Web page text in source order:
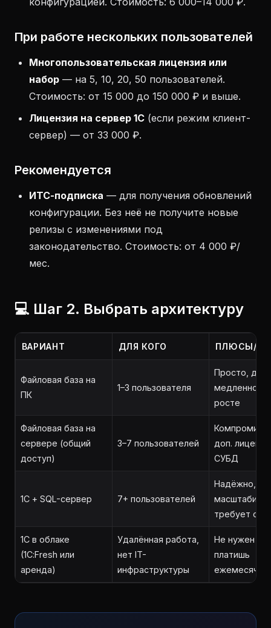
При работе нескольких пользователей
Многопользовательская лицензия или
набор — на 5, 10, 20, 50 пользователей.
Стоимость: от 15 000 до 150 000 ₽ и выше.
Лицензия на сервер 1С (если режим клиент-
сервер) — от 33 000 ₽.
Рекомендуется
ИТС-подписка — для получения обновлений
конфигурации. Без неё не получите новые
релизы с изменениями под
законодательство. Стоимость: от 4 000 ₽/
мес.
💻 Шаг 2. Выбрать архитектуру
ВАРИАНТ ДЛЯ КОГО ПЛЮСЫ/
Файловая база на
ПК
1–3 пользователя
Просто,
медленно
росте
Файловая база на
сервере (общий
доступ)
3–7 пользователей
доп.
СУБД
1С + SQL-сервер 7+ пользователей
Надёжно,
требует
1С в облаке
(1С:Fresh или
аренда)
Удалённая работа,
нет IT-
инфраструктуры
Не нужен
платишь
ежемесячно